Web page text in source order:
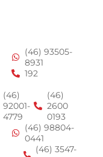
(46) 93505-
8931
192
(46)
92001-
4779
(46)
2600
0193
(46) 98804-
0441
(46) 3547-